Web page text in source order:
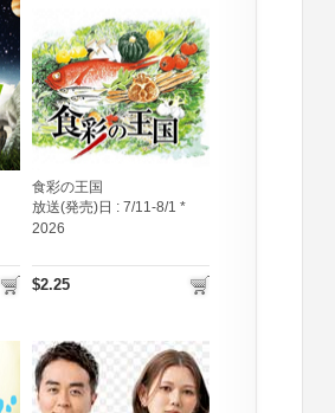
食彩の王国
放送(発売)日 : 7/11-8/1 *
2026
$2.25